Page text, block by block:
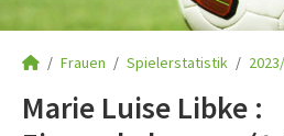
Frauen Spielerstatistik
Marie Luise Libke :